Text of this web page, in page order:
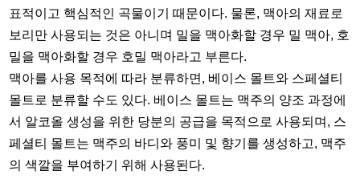
표적이고 핵심적인 곡물이기 때문이다. 물론, 맥아의 재료로
보리만 사용되는 것은 아니며 밀을 맥아화할 경우 밀 맥아, 호
밀을 맥아화할 경우 호밀 맥아라고 부른다.
맥아를 사용 목적에 따라 분류하면, 베이스 몰트와 스페셜티
몰트로 분류할 수도 있다. 베이스 몰트는 맥주의 양조 과정에
서 알코올 생성을 위한 당분의 공급을 목적으로 사용되며, 스
페셜티 몰트는 맥주의 바디와 풍미 및 향기를 생성하고, 맥주
의 색깔을 부여하기 위해 사용된다.